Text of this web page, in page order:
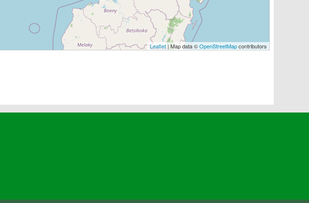
Leaflet| Map data ©OpenStreetMapcontributors